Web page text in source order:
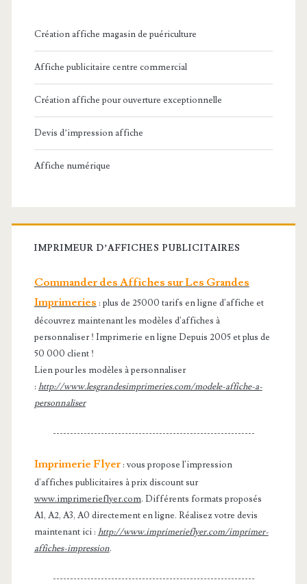
Création affiche magasin de puériculture
Affiche publicitaire centre commercial
Création affiche pour ouverture exceptionnelle
Devis d’impression affiche
Affiche numérique
IMPRIMEUR D’AFFICHES PUBLICITAIRES
Commander des Affiches sur Les Grandes
Imprimeries : plus de 25000 tarifs en ligne d'affiche et
découvrez maintenant les modèles d'affiches à
personnaliser ! Imprimerie en ligne Depuis 2005 et plus de
50 000 client !
Lien pour les modèles à personnaliser
: http://www.lesgrandesimprimeries.com/modele-affiche-a-
personnaliser
-----------------------------------------------------------
Imprimerie Flyer: vous propose l'impression
d'affiches publicitaires à prix discount sur
www.imprimerieflyer.com. Différents formats proposés
A1, A2, A3, A0 directement en ligne. Réalisez votre devis
maintenant ici : http://www.imprimerieflyer.com/imprimer-
affiches-impression.
-----------------------------------------------------------